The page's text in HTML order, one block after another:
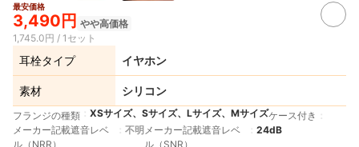
最安価格
3,490円 やや高価格
1,745.0円 / 1セット
耳栓タイプ イヤホン
素材 シリコン
フランジの種類 XSサイズ、Sサイズ、Lサイズ、Mサイズケース付き
メーカー記載遮音レベ
ル（NRR）
不明 メーカー記載遮音レベ
ル（SNR）
24dB